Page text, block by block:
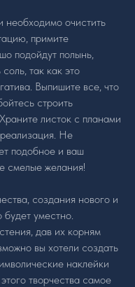
очистить
примите
подойдут полынь,
так как это
Выпишите все, что
строить
листок с планами
Не
подобное и ваш
смелые желания!
создания нового и
уместно.
дав их корням
вы хотели создать
наклейки
творчества самое